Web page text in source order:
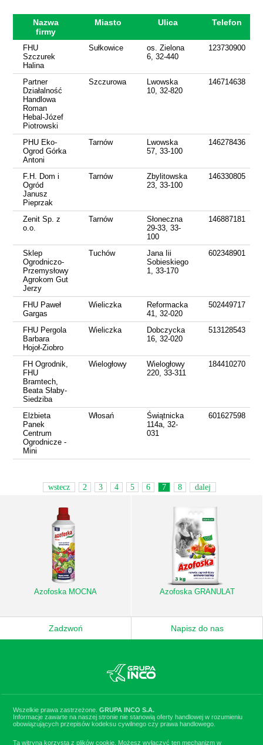
Nazwa
firmy
Miasto Ulica Telefon
FHU
Szczurek
Halina
Sułkowice
os. Zielona
6, 32-440
123730900
Partner
Działalność
Handlowa
Roman
Hebal-Józef
Piotrowski
Szczurowa
Lwowska
10, 32-820
146714638
PHU Eko-
Ogrod Górka
Antoni
Tarnów
Lwowska
57, 33-100
146278436
F.H. Dom i
Ogród
Janusz
Pieprzak
Tarnów
Zbylitowska
23, 33-100
146330805
Zenit Sp. z
o.o.
Tarnów
Słoneczna
29-33, 33-
100
146887181
Sklep
Ogrodniczo-
Przemysłowy
Agrokom Gut
Jerzy
Tuchów
Jana Iii
Sobieskiego
1, 33-170
602348901
FHU Paweł
Gargas
Wieliczka
Reformacka
41, 32-020
502449717
FHU Pergola
Barbara
Hojoł-Ziobro
Wieliczka
Dobczycka
16, 32-020
513128543
FH Ogrodnik,
FHU
Bramtech,
Beata Słaby-
Siedziba
Wielogłowy
Wielogłowy
220, 33-311
184410270
Elżbieta
Panek
Centrum
Ogrodnicze -
Mini
Włosań
Świątnicka
114a, 32-
031
601627598
wstecz 2 3 4 5 6 7 8 dalej
Azofoska MOCNA Azofoska GRANULAT
Zadzwoń Napisz do nas
Wszelkie prawa zastrzeżone.GRUPA INCO S.A.
Informacje zawarte na naszej stronie nie stanowią oferty handlowej w rozumieniu
obowiązujących przepisów kodeksu cywilnego czy prawa handlowego.
Ta witryna korzysta z plików cookie. Możesz wyłączyć ten mechanizm w